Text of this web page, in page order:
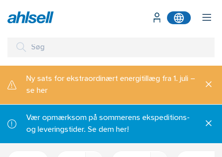
Ny sats for ekstraordinært energitillæg fra 1. juli –
se her
Vær opmærksom på sommerens ekspeditions-
og leveringstider. Se dem her!